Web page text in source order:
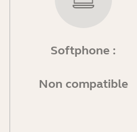
Softphone :
Non compatible